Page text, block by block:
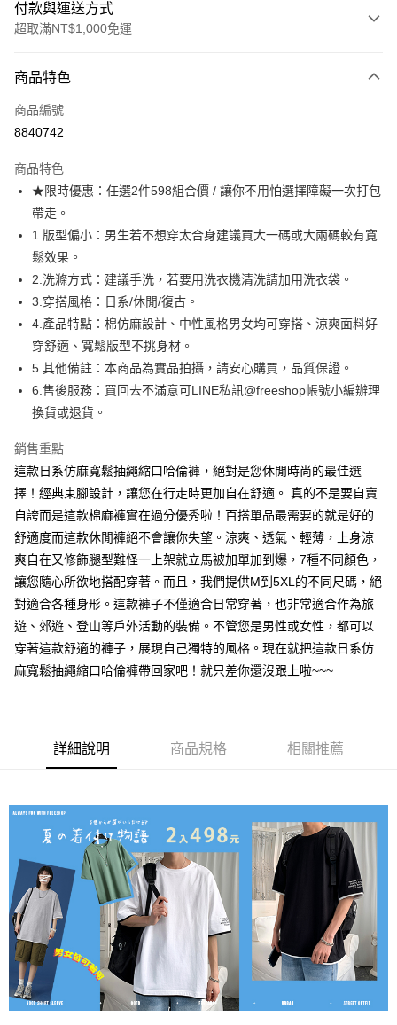
付款與運送方式
超取滿NT$1,000免運
信用卡一次付款
超商取貨付款
Apple Pay
街口支付
悠遊付
ATM付款
運送方式
每筆NT$80，滿NT$1,000(含以上)免運費
付款後全家取貨
7-11取貨付款
每筆NT$80，滿NT$1,000(含以上)免運費
每筆NT$80，滿NT$1,000(含以上)免運費
宅配
每筆NT$150，滿NT$3,000(含以上)免運費
外島郵寄
每筆NT$150
商品特色
商品編號
8840742
商品特色
★限時優惠：任選2件598組合價 / 讓你不用怕選擇障礙一次打包
帶走。
1.版型偏小：男生若不想穿太合身建議買大一碼或大兩碼較有寬
鬆效果。
2.洗滌方式：建議手洗，若要用洗衣機清洗請加用洗衣袋。
3.穿搭風格：日系/休閒/復古。
4.產品特點：棉仿麻設計、中性風格男女均可穿搭、涼爽面料好
穿舒適、寬鬆版型不挑身材。
5.其他備註：本商品為實品拍攝，請安心購買，品質保證。
6.售後服務：買回去不滿意可LINE私訊@freeshop帳號小編辦理
換貨或退貨。
銷售重點
這款日系仿麻寬鬆抽繩縮口哈倫褲，絕對是您休閒時尚的最佳選
擇！經典束腳設計，讓您在行走時更加自在舒適。 真的不是要自賣
自誇而是這款棉麻褲實在過分優秀啦！百搭單品最需要的就是好的
舒適度而這款休閒褲絕不會讓你失望。涼爽、透氣、輕薄，上身涼
爽自在又修飾腿型難怪一上架就立馬被加單加到爆，7種不同顏色，
讓您隨心所欲地搭配穿著。而且，我們提供M到5XL的不同尺碼，絕
對適合各種身形。這款褲子不僅適合日常穿著，也非常適合作為旅
遊、郊遊、登山等戶外活動的裝備。不管您是男性或女性，都可以
穿著這款舒適的褲子，展現自己獨特的風格。現在就把這款日系仿
麻寬鬆抽繩縮口哈倫褲帶回家吧！就只差你還沒跟上啦~~~
詳細說明 商品規格 相關推薦